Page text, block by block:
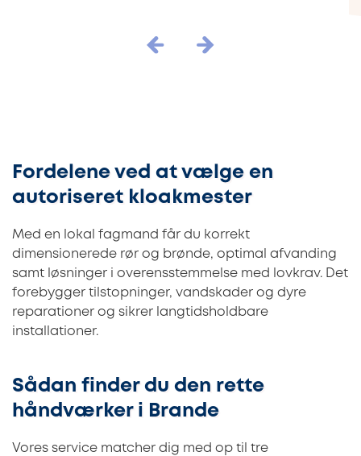
Fordelene ved at vælge en
autoriseret kloakmester
Med en lokal fagmand får du korrekt
dimensionerede rør og brønde, optimal afvanding
samt løsninger i overensstemmelse med lovkrav. Det
forebygger tilstopninger, vandskader og dyre
reparationer og sikrer langtidsholdbare
installationer.
Sådan finder du den rette
håndværker i Brande
Vores service matcher dig med op til tre